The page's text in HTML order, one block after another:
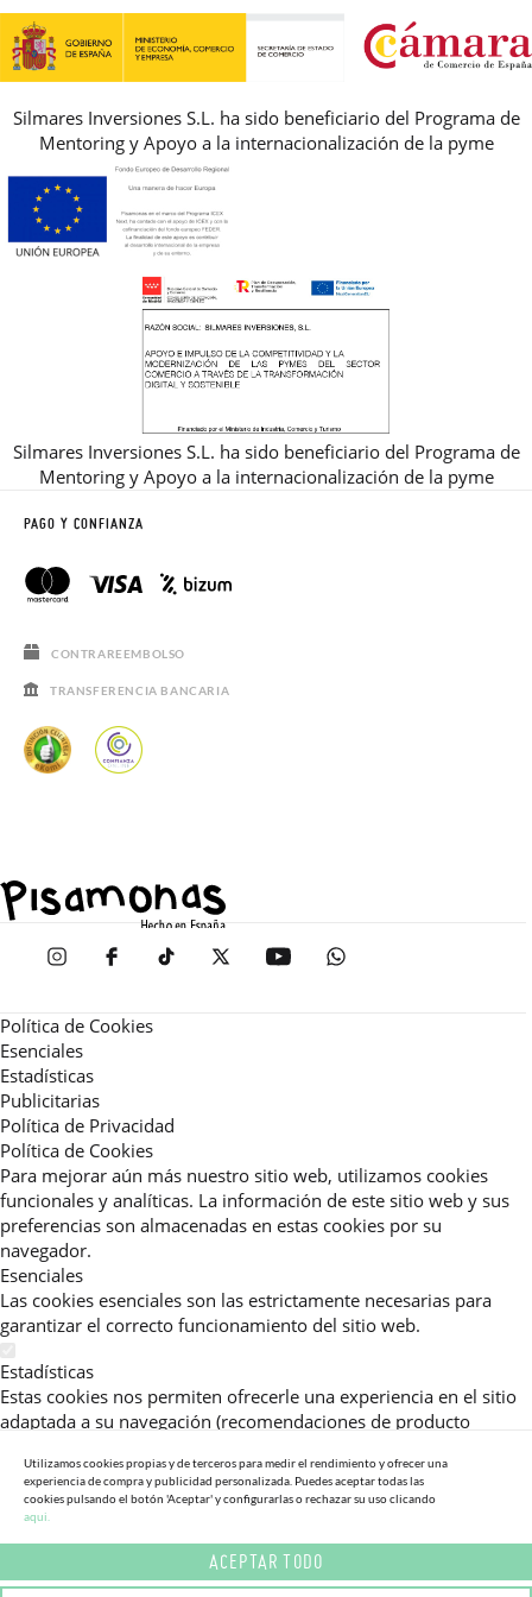
REBAJAS
Silmares Inversiones S.L. ha sido beneficiario del Programa de
Mentoring y Apoyo a la internacionalización de la pyme
Silmares Inversiones S.L. ha sido beneficiario del Programa de
Mentoring y Apoyo a la internacionalización de la pyme
PAGO Y CONFIANZA
CONTRAREEMBOLSO
TRANSFERENCIA BANCARIA
Política de Cookies
Esenciales
Estadísticas
Publicitarias
Política de Privacidad
Política de Cookies
Para mejorar aún más nuestro sitio web, utilizamos cookies
funcionales y analíticas. La información de este sitio web y sus
preferencias son almacenadas en estas cookies por su
navegador.
Esenciales
Las cookies esenciales son las estrictamente necesarias para
garantizar el correcto funcionamiento del sitio web.
Estadísticas
Estas cookies nos permiten ofrecerle una experiencia en el sitio
adaptada a su navegación (recomendaciones de producto
consultadas, etc).Al activar esta cookie, nos ayuda a mejorar aún
más su experiencia.
Publicitarias
Estas cookies permiten a nuestros socios publicitarios enviarle
mensajes específicos y personalizados.
Utilizamos cookies propias y de terceros para medir el rendimiento y ofrecer una
experiencia de compra y publicidad personalizada. Puedes aceptar todas las
cookies pulsando el botón 'Aceptar' y configurarlas o rechazar su uso clicando
aqui.
ACEPTAR TODO